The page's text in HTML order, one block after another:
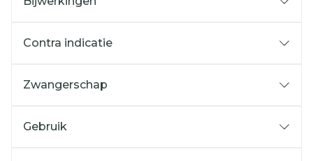
Contra indicatie
Zwangerschap
Gebruik